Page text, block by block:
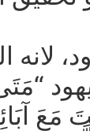
لانه